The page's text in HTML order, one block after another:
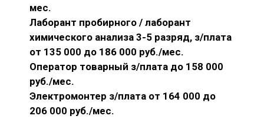
мес.
Лаборант пробирного / лаборант
химического анализа 3-5 разряд, з/плата
от 135 000 до 186 000 руб./мес.
Оператор товарный з/плата до 158 000
руб./мес.
Электромонтер з/плата от 164 000 до
206 000 руб./мес.